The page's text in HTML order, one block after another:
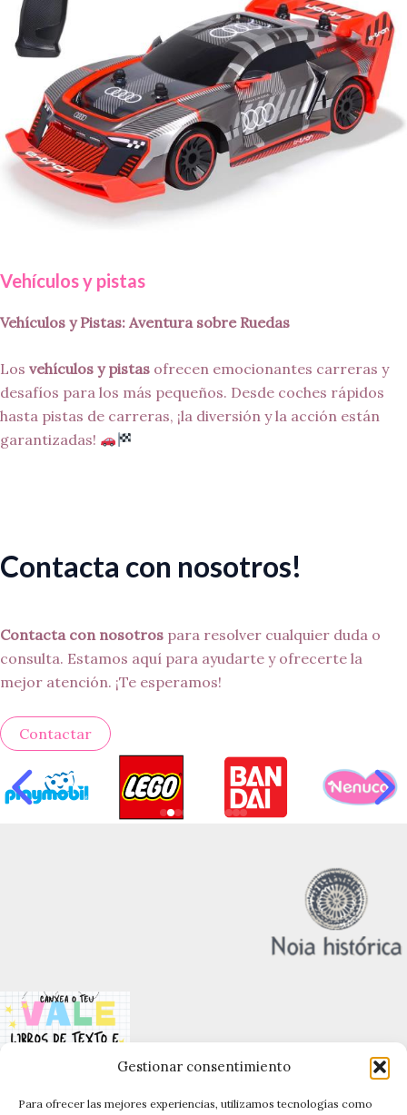
Gestionar consentimiento
Para ofrecer las mejores experiencias, utilizamos tecnologías como
Vehículos y pistas
Vehículos y Pistas: Aventura sobre Ruedas
Los vehículos y pistas ofrecen emocionantes carreras y
desafíos para los más pequeños. Desde coches rápidos
hasta pistas de carreras, ¡la diversión y la acción están
garantizadas!
Contacta con nosotros!
Contacta con nosotros para resolver cualquier duda o
consulta. Estamos aquí para ayudarte y ofrecerte la
mejor atención. ¡Te esperamos!
Contactar